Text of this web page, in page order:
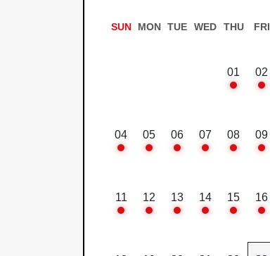
SUN MON TUE WED THU FRI
01 02
04 05 06 07 08 09
11 12 13 14 15 16